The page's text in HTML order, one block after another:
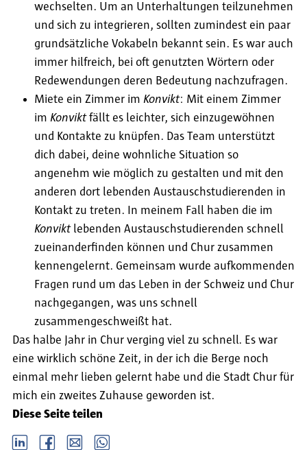
wechselten. Um an Unterhaltungen teilzunehmen
und sich zu integrieren, sollten zumindest ein paar
grundsätzliche Vokabeln bekannt sein. Es war auch
immer hilfreich, bei oft genutzten Wörtern oder
Redewendungen deren Bedeutung nachzufragen.
Miete ein Zimmer im Konvikt: Mit einem Zimmer
im Konviktfällt es leichter, sich einzugewöhnen
und Kontakte zu knüpfen. Das Team unterstützt
dich dabei, deine wohnliche Situation so
angenehm wie möglich zu gestalten und mit den
anderen dort lebenden Austauschstudierenden in
Kontakt zu treten. In meinem Fall haben die im
Konviktlebenden Austauschstudierenden schnell
zueinanderfinden können und Chur zusammen
kennengelernt. Gemeinsam wurde aufkommenden
Fragen rund um das Leben in der Schweiz und Chur
nachgegangen, was uns schnell
zusammengeschweißt hat.
Das halbe Jahr in Chur verging viel zu schnell. Es war
eine wirklich schöne Zeit, in der ich die Berge noch
einmal mehr lieben gelernt habe und die Stadt Chur für
mich ein zweites Zuhause geworden ist.
Diese Seite teilen
LinkedIn Facebook email Whatsapp